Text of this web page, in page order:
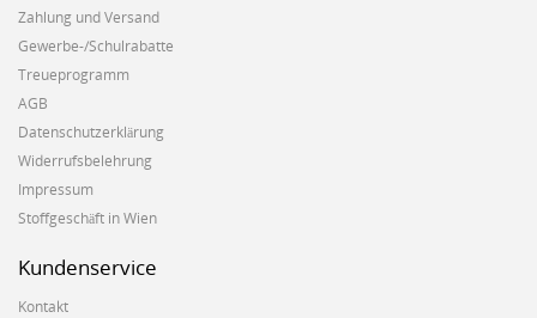
Zahlung und Versand
Gewerbe-/Schulrabatte
Treueprogramm
AGB
Datenschutzerklärung
Widerrufsbelehrung
Impressum
Stoffgeschäft in Wien
Kundenservice
Kontakt